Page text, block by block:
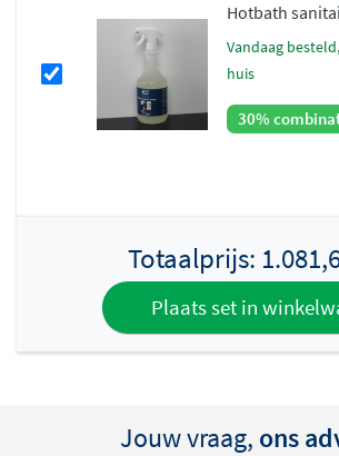
Hotbath
vandaag besteld, dinsdag in
huis
30%
Totaalprijs:
Plaats set in
Jouw vraag, ons